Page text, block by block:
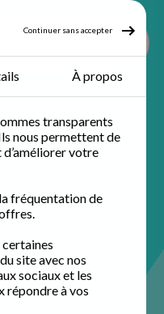
Continuer sans accepter
À propos
transparents
nous permettent de
votre
fréquentation de
site avec nos
sociaux et les
répondre à vos
à